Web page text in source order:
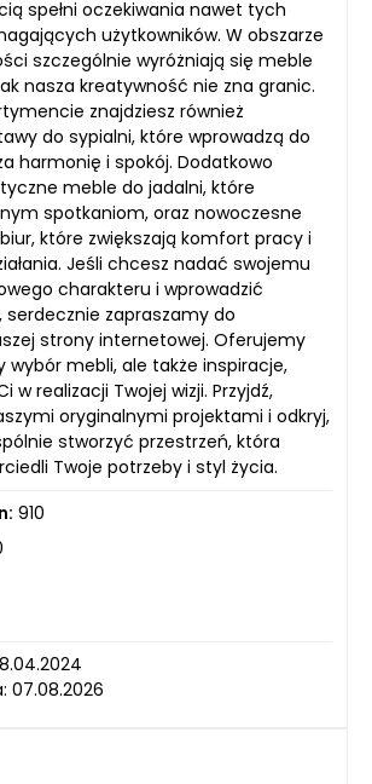
spełni oczekiwania nawet tych
użytkowników. W obszarze
szczególnie wyróżniają się meble
nasza kreatywność nie zna granic.
znajdziesz również
do sypialni, które wprowadzą do
harmonię i spokój. Dodatkowo
meble do jadalni, które
spotkaniom, oraz nowoczesne
które zwiększają komfort pracy i
Jeśli chcesz nadać swojemu
charakteru i wprowadzić
zapraszamy do
strony internetowej. Oferujemy
wybór mebli, ale także inspiracje,
w realizacji Twojej wizji. Przyjdź,
oryginalnymi projektami i odkryj,
stworzyć przestrzeń, która
Twoje potrzeby i styl życia.
910
07.08.2026